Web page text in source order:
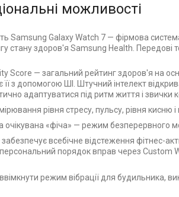
можливості
Samsung Galaxy Watch 7 — фірмова
стану здоров'я Samsung Health. Передові
Score — загальний рейтинг здоров'я на
її з допомогою ШІ. Штучний інтелект
адаптуватися під ритм життя і звички
рівня стресу, пульсу, рівня кисню
очікувана «фіча» — режим безперервного
всебічне відстеження фітнес-
порядок вправ через Custom
режим вібрації для будильника,